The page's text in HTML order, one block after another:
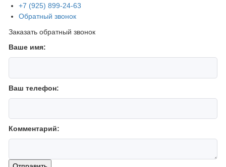
+7 (925) 899-24-63
Обратный звонок
Заказать обратный звонок
Ваше имя:
Ваш телефон:
Комментарий: